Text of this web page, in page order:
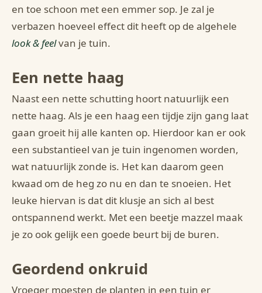
en toe schoon met een emmer sop. Je zal je
verbazen hoeveel effect dit heeft op de algehele
look & feelvan je tuin.
Een nette haag
Naast een nette schutting hoort natuurlijk een
nette haag. Als je een haag een tijdje zijn gang laat
gaan groeit hij alle kanten op. Hierdoor kan er ook
een substantieel van je tuin ingenomen worden,
wat natuurlijk zonde is. Het kan daarom geen
kwaad om de heg zo nu en dan te snoeien. Het
leuke hiervan is dat dit klusje an sich al best
ontspannend werkt. Met een beetje mazzel maak
je zo ook gelijk een goede beurt bij de buren.
Geordend onkruid
Vroeger moesten de planten in een tuin er